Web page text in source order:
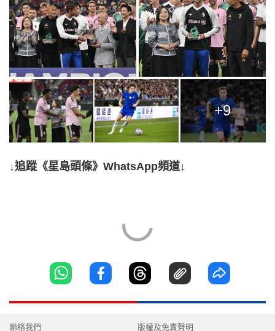
+9
↓追蹤《星島頭條》WhatsApp頻道↓
聯絡我們 版權及免責聲明